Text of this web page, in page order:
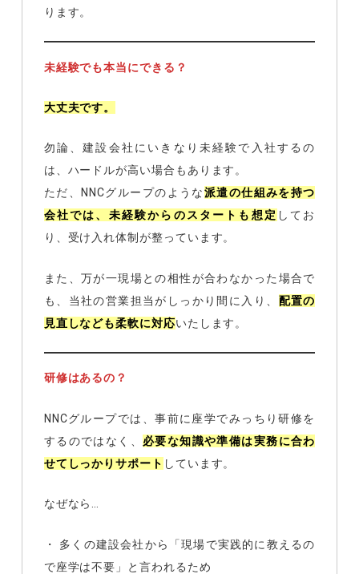
ります。
未経験でも本当にできる？
大丈夫です。
勿論、建設会社にいきなり未経験で入社するの
は、ハードルが高い場合もあります。
ただ、NNCグループのような派遣の仕組みを持つ
会社では、未経験からのスタートも想定 してお
り、受け入れ体制が整っています。
また、万が一現場との相性が合わなかった場合で
も、当社の営業担当がしっかり間に入り、 配置の
見直しなども柔軟に対応いたします。
研修はあるの？
NNCグループでは、事前に座学でみっちり研修を
するのではなく、 必要な知識や準備は実務に合わ
せてしっかりサポート しています。
なぜなら…
・ 多くの建設会社から「現場で実践的に教えるの
で座学は不要」と言われるため